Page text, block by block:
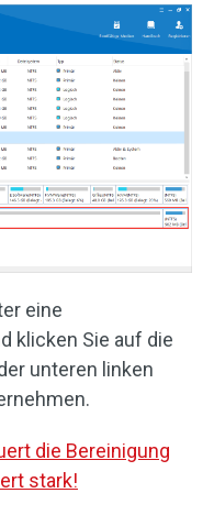
eine
klicken Sie auf die
unteren linken
die Bereinigung
stark!